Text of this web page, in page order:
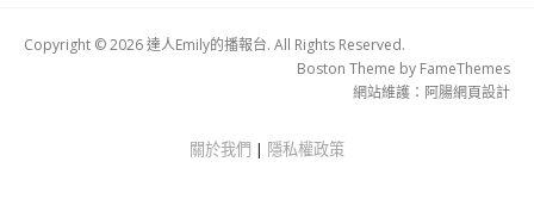
Copyright © 2026 達人Emily的播報台. All Rights Reserved.
Boston Theme by FameThemes
網站維護： 阿腸網頁設計
關於我們 | 隱私權政策